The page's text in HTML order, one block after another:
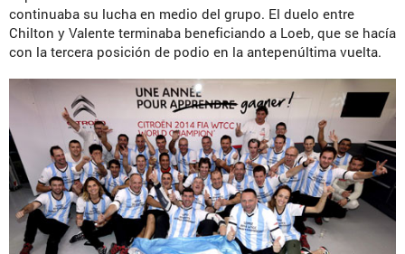
continuaba su lucha en medio del grupo. El duelo entre
Chilton y Valente terminaba beneficiando a Loeb, que se hacía
con la tercera posición de podio en la antepenúltima vuelta.